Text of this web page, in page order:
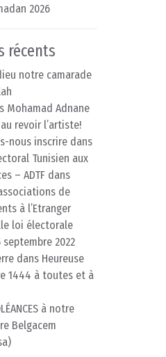
2026
récents
notre camarade
Mohamad Adnane
revoir l’artiste!
nous inscrire dans
Tunisien aux
– ADTF dans
de
à l’Etranger
loi électorale
2022
dans Heureuse
1444 à toutes et à
à notre
Belgacem